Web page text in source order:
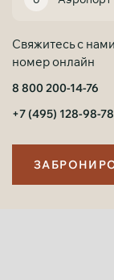
Свяжитесь с
номер онлайн
8 800 200-14-76
+7 (495) 128-98-78
ЗАБРОНИ Р